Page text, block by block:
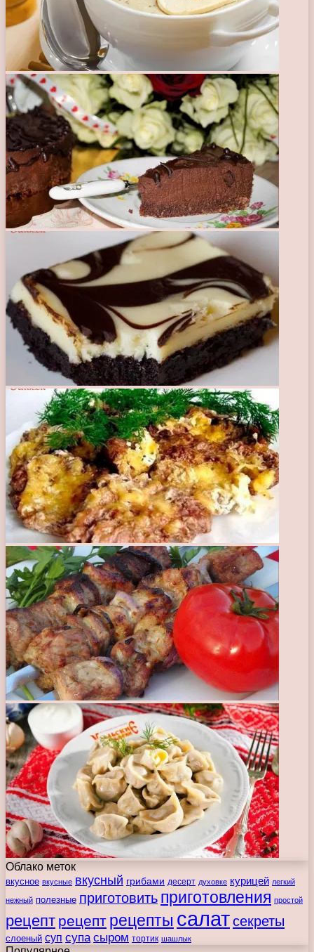
Облако меток
вкусное вкусные вкусный грибами десерт духовке курицей легкий
нежный полезные приготовить приготовления простой
рецепт рецепт рецепты салатсекреты
слоеный суп супа сыром тортик шашлык